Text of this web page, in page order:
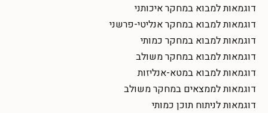
דוגמאות למבוא במחקר איכותני
דוגמאות למבוא במחקר אנליטי-פרשני
דוגמאות למבוא במחקר כמותי
דוגמאות למבוא במחקר משולב
דוגמאות למבוא במטא-אנליזות
דוגמאות לממצאים במחקר משולב
דוגמאות לניתוח תוכן כמותי